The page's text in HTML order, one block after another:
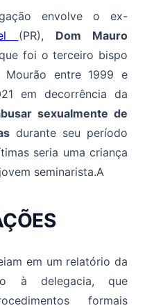
envolve o ex-
(PR), Dom Mauro
foi o terceiro bispo
entre 1999 e
em decorrência da
sexualmente de
durante seu período
seria uma criança
seminarista.A
em um relatório da
à delegacia, que
formais